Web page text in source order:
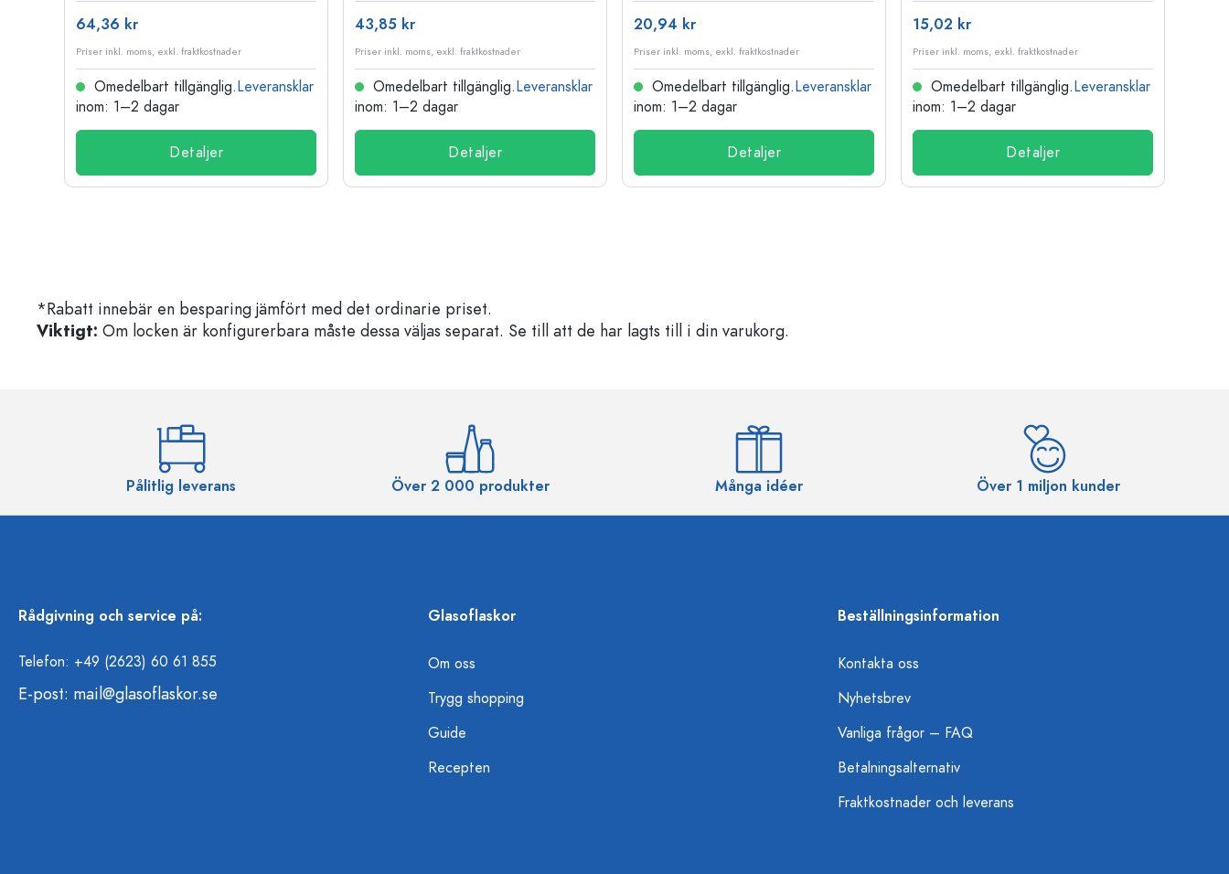
64,36 kr
Priser inkl. moms, exkl. fraktkostnader
Omedelbart tillgänglig.Leveransklar
inom: 1–2 dagar
Detaljer
43,85 kr
Priser inkl. moms, exkl. fraktkostnader
Omedelbart tillgänglig.Leveransklar
inom: 1–2 dagar
Detaljer
20,94 kr
Priser inkl. moms, exkl. fraktkostnader
Omedelbart tillgänglig.Leveransklar
inom: 1–2 dagar
Detaljer
15,02 kr
Priser inkl. moms, exkl. fraktkostnader
Omedelbart tillgänglig.Leveransklar
inom: 1–2 dagar
Detaljer
*Rabatt innebär en besparing jämfört med det ordinarie priset.
Viktigt: Om locken är konfigurerbara måste dessa väljas separat. Se till att de har lagts till i din varukorg.
Pålitlig leverans Över 2 000 produkter Många idéer Över 1 miljon kunder
Rådgivning och service på:
Telefon: +49 (2623) 60 61 855
E-post: mail@glasoflaskor.se
Glasoflaskor
Om oss
Trygg shopping
Guide
Recepten
Beställningsinformation
Kontakta oss
Nyhetsbrev
Vanliga frågor – FAQ
Betalningsalternativ
Fraktkostnader och leverans